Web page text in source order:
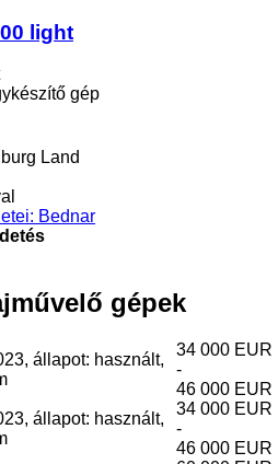
light
gép
Land
Bednar
gépek
állapot: használt,
34 000 EUR
-
46 000 EUR
állapot: használt,
34 000 EUR
-
46 000 EUR